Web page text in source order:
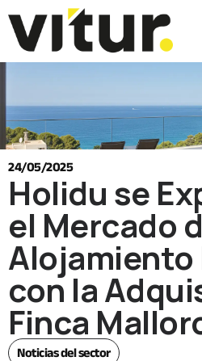
24/05/2025
Holidu se
el Mercado
Alojamiento
con la
Finca
Noticias del sector